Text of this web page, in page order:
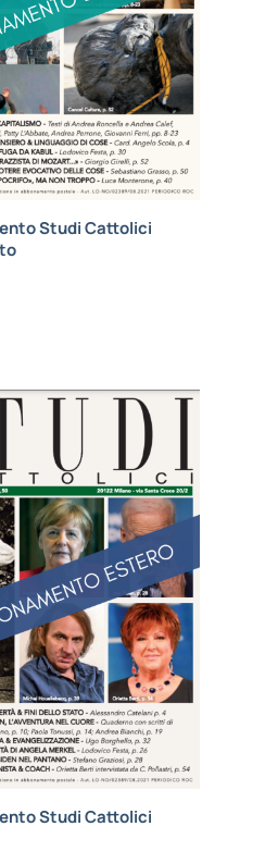
Studi Cattolici
Studi Cattolici